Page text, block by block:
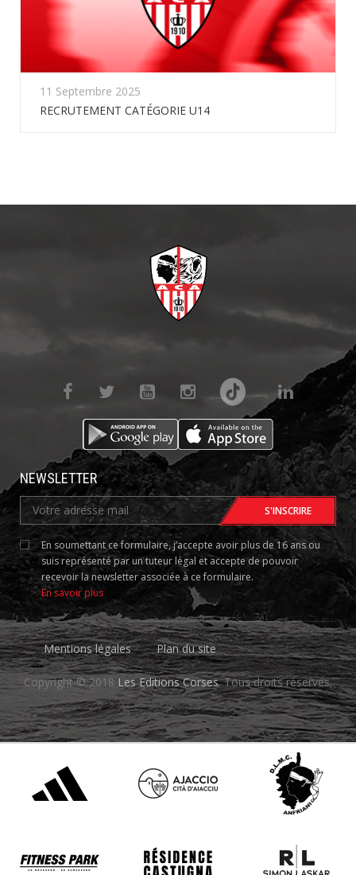
11 Septembre 2025
RECRUTEMENT CATÉGORIE U14
NEWSLETTER
En soumettant ce formulaire, j’accepte avoir plus de 16 ans ou
suis représenté par un tuteur légal et accepte de pouvoir
recevoir la newsletter associée à ce formulaire.
En savoir plus
Mentions légales Plan du site
Copyright © 2018 Les Editions Corses. Tous droits réservés.